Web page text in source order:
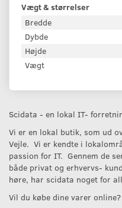
Vægt & størrelser
Bredde
Dybde
Højde
Vægt
Scidata - en lokal IT-
Vi er en lokal butik, som ud
Vejle. Vi er kendte i
passion for IT. Gennem de
både privat og erhvervs-
høre, har scidata noget for
Vil du købe dine varer online?